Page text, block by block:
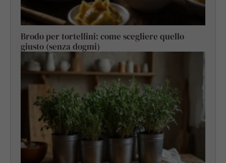
Brodo per tortellini: come scegliere quello
giusto (senza dogmi)